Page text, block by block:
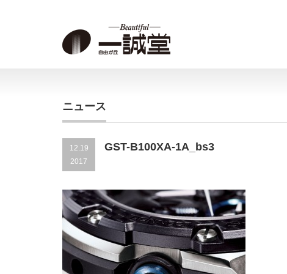
ニュース
12.19
2017
GST-B100XA-1A_bs3